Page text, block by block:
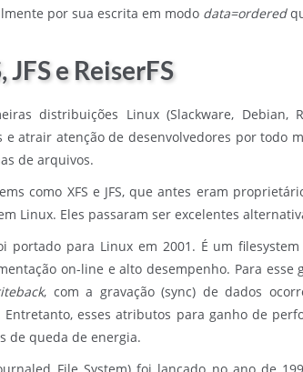
por sua escrita em modo data=ordered
JFS e ReiserFS
distribuições Linux (Slackware, Debian,
e atrair atenção de desenvolvedores por todo
de arquivos.
como XFS e JFS, que antes eram
Linux. Eles passaram ser excelentes
portado para Linux em 2001. É um
on-line e alto desempenho. Para esse
, com a gravação (sync) de dados
Entretanto, esses atributos para ganho de
de queda de energia.